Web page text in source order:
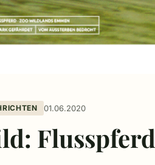
01.06.2020
Flusspferd